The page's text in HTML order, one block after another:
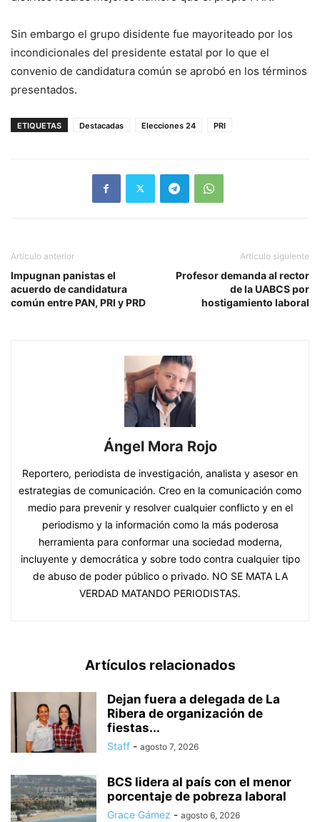
Sin embargo el grupo disidente fue mayoriteado por los
incondicionales del presidente estatal por lo que el
convenio de candidatura común se aprobó en los términos
presentados.
ETIQUETAS Destacadas Elecciones 24 PRI
Artículo anterior
Impugnan panistas el
acuerdo de candidatura
común entre PAN, PRI y PRD
Artículo siguiente
Profesor demanda al rector
de la UABCS por
hostigamiento laboral
Ángel Mora Rojo
Reportero, periodista de investigación, analista y asesor en
estrategias de comunicación. Creo en la comunicación como
medio para prevenir y resolver cualquier conflicto y en el
periodismo y la información como la más poderosa
herramienta para conformar una sociedad moderna,
incluyente y democrática y sobre todo contra cualquier tipo
de abuso de poder público o privado. NO SE MATA LA
VERDAD MATANDO PERIODISTAS.
Artículos relacionados
Dejan fuera a delegada de La
Ribera de organización de
fiestas...
Staff - agosto 7, 2026
BCS lidera al país con el menor
porcentaje de pobreza laboral
Grace Gámez - agosto 6, 2026